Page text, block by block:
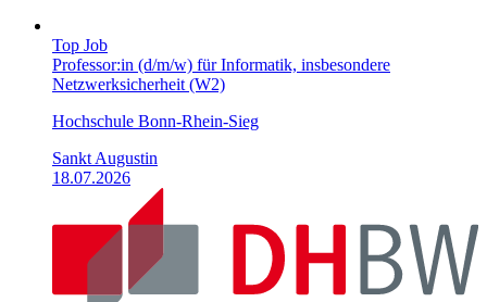
Top Job
Professor:in (d/m/w) für Informatik, insbesondere
Netzwerksicherheit (W2)
Hochschule Bonn-Rhein-Sieg
Sankt Augustin
18.07.2026